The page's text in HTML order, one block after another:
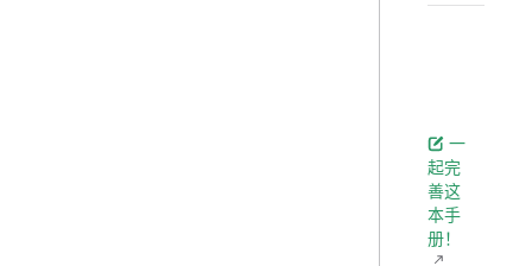
一
起完
善这
本手
册！